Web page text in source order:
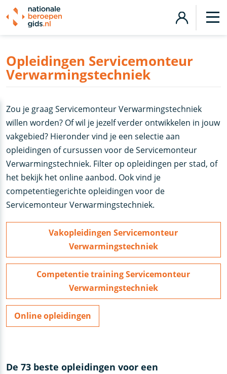
Opleidingen Servicemonteur
Verwarmingstechniek
Zou je graag Servicemonteur Verwarmingstechniek
willen worden? Of wil je jezelf verder ontwikkelen in jouw
vakgebied? Hieronder vind je een selectie aan
opleidingen of cursussen voor de Servicemonteur
Verwarmingstechniek. Filter op opleidingen per stad, of
het bekijk het online aanbod. Ook vind je
competentiegerichte opleidingen voor de
Servicemonteur Verwarmingstechniek.
Vakopleidingen Servicemonteur
Verwarmingstechniek
Competentie training Servicemonteur
Verwarmingstechniek
Online opleidingen
De 73 beste opleidingen voor een